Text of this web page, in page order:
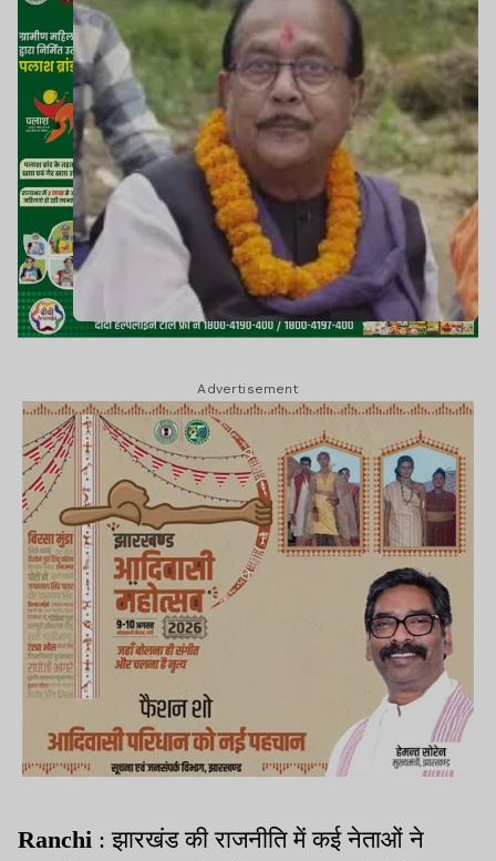
Advertisement
Ranchi : झारखंड की राजनीति में कई नेताओं ने